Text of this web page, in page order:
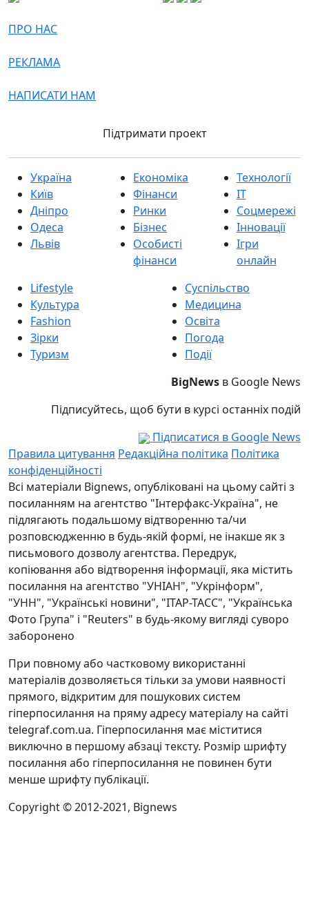
ПРО НАС
РЕКЛАМА
НАПИСАТИ НАМ
Підтримати проект
Україна
Київ
Дніпро
Одеса
Львів
Економіка
Фінанси
Ринки
Бізнес
Особисті
фінанси
Технології
IT
Соцмережі
Інновації
Ігри
онлайн
Lifestyle
Культура
Fashion
Зірки
Туризм
Суспільство
Медицина
Освіта
Погода
Події
BigNews в Google News
Підписуйтесь, щоб бути в курсі останніх подій
Підписатися в Google News
Правила цитування Редакційна політика Політика
конфіденційності
Всі матеріали Bignews, опубліковані на цьому сайті з
посиланням на агентство "Інтерфакс-Україна", не
підлягають подальшому відтворенню та/чи
розповсюдженню в будь-якій формі, не інакше як з
письмового дозволу агентства. Передрук,
копіювання або відтворення інформації, яка містить
посилання на агентство "УНІАН", "Укрінформ",
"УНН", "Українські новини", "ІТАР-ТАСС", "Українська
Фото Група" і "Reuters" в будь-якому вигляді суворо
заборонено
При повному або частковому використанні
матеріалів дозволяється тільки за умови наявності
прямого, відкритим для пошукових систем
гіперпосилання на пряму адресу матеріалу на сайті
telegraf.com.ua. Гіперпосилання має міститися
виключно в першому абзаці тексту. Розмір шрифту
посилання або гіперпосилання не повинен бути
менше шрифту публікації.
Copyright © 2012-2021, Bignews